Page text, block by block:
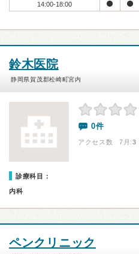
14:00-18:00
鈴木医院
静岡県賀茂郡松崎町宮内
0件
アクセス数 7月:3
診療科目：
内科
ペンクリニック